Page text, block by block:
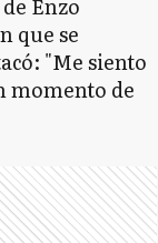
que se
"Me siento
momento de